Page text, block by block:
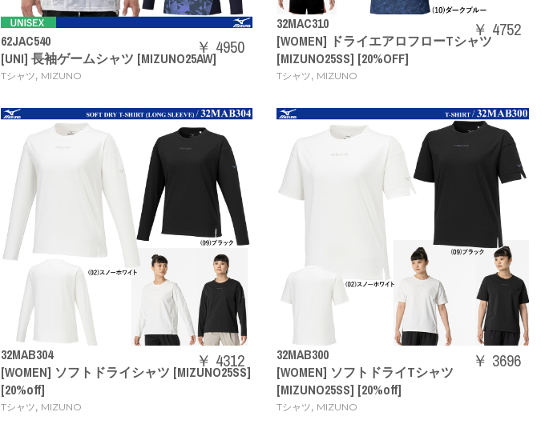
62JAC540
[UNI] 長袖ゲームシャツ [MIZUNO25AW]
Tシャツ, MIZUNO
￥ 4950
32MAC310
[WOMEN] ドライエアロフローTシャツ
[MIZUNO25SS] [20%OFF]
Tシャツ, MIZUNO
￥ 4752
32MAB304
[WOMEN] ソフトドライシャツ [MIZUNO25SS]
[20%off]
Tシャツ, MIZUNO
￥ 4312
32MAB300
[WOMEN] ソフトドライTシャツ
[MIZUNO25SS] [20%off]
Tシャツ, MIZUNO
￥ 3696